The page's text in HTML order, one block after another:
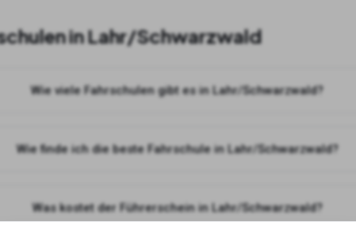
inLahr/Schwarzwald
Wie viele Fahrschulen gibt es in Lahr/Schwarzwald?
Wie finde ich die beste Fahrschule in Lahr/Schwarzwald?
Was kostet der Führerschein in Lahr/Schwarzwald?